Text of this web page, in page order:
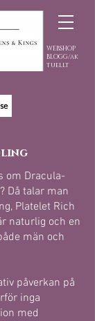
BLOGG/ak
tuellt
WEBSHOP
om Dracula-
Då talar man
Platelet Rich
naturlig och en
män och
påverkan på
inga
med